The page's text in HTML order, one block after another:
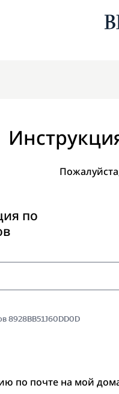
по
8928BB51J60DD0D
по почте на мой